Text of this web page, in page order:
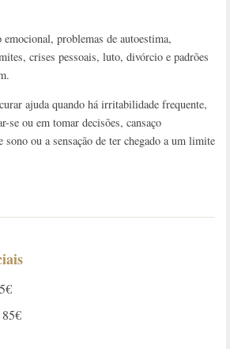
emocional, problemas de autoestima,
crises pessoais, luto, divórcio e padrões
ajuda quando há irritabilidade frequente,
se ou em tomar decisões, cansaço
sono ou a sensação de ter chegado a um limite
85€